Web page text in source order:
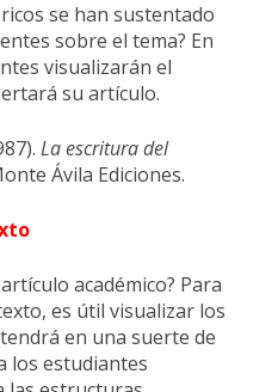
se han sustentado
sobre el tema? En
visualizarán el
su artículo.
La escritura del
Ávila Ediciones.
académico? Para
es útil visualizar los
en una suerte de
los estudiantes